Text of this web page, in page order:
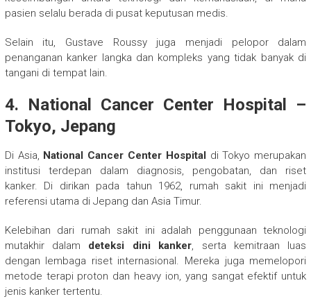
pasien selalu berada di pusat keputusan medis.
Selain itu, Gustave Roussy juga menjadi pelopor dalam
penanganan kanker langka dan kompleks yang tidak banyak di
tangani di tempat lain.
4. National Cancer Center Hospital –
Tokyo, Jepang
Di Asia, National Cancer Center Hospital di Tokyo merupakan
institusi terdepan dalam diagnosis, pengobatan, dan riset
kanker. Di dirikan pada tahun 1962, rumah sakit ini menjadi
referensi utama di Jepang dan Asia Timur.
Kelebihan dari rumah sakit ini adalah penggunaan teknologi
mutakhir dalam deteksi dini kanker, serta kemitraan luas
dengan lembaga riset internasional. Mereka juga memelopori
metode terapi proton dan heavy ion, yang sangat efektif untuk
jenis kanker tertentu.